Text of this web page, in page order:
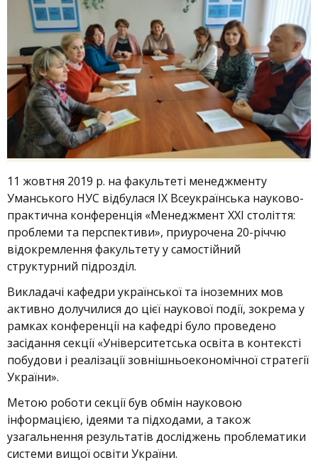
11 жовтня 2019 р. на факультеті менеджменту
Уманського НУС відбулася ІХ Всеукраїнська науково-
практична конференція «Менеджмент XXI століття:
проблеми та перспективи», приурочена 20-річчю
відокремлення факультету у самостійний
структурний підрозділ.
Викладачі кафедри української та іноземних мов
активно долучилися до цієї наукової події, зокрема у
рамках конференції на кафедрі було проведено
засідання секції «Університетська освіта в контексті
побудови і реалізації зовнішньоекономічної стратегії
України».
Метою роботи секції був обмін науковою
інформацією, ідеями та підходами, а також
узагальнення результатів досліджень проблематики
системи вищої освіти України.